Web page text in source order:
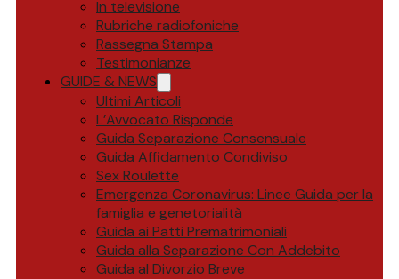
In televisione
Rubriche radiofoniche
Rassegna Stampa
Testimonianze
GUIDE & NEWS
Ultimi Articoli
L’Avvocato Risponde
Guida Separazione Consensuale
Guida Affidamento Condiviso
Sex Roulette
Emergenza Coronavirus: Linee Guida per la
famiglia e genetorialità
Guida ai Patti Prematrimoniali
Guida alla Separazione Con Addebito
Guida al Divorzio Breve